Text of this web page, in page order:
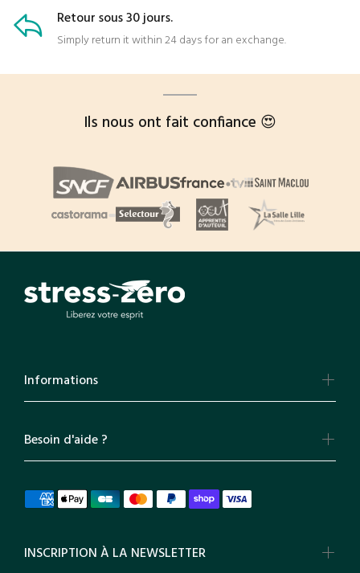
Retour sous 30 jours.
Simply return it within 24 days for an exchange.
Ils nous ont fait confiance 😍
Informations
Besoin d'aide ?
INSCRIPTION À LA NEWSLETTER